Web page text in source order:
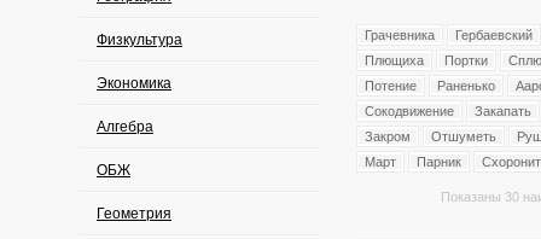
Физкультура
Экономика
Алгебра
ОБЖ
Геометрия
Грачевника
Гербаевский
Плющиха
Портки
Потение
Раненько
Сокодвижение
Закапать
Закром
Отшуметь
Март
Парник
Показаны 30